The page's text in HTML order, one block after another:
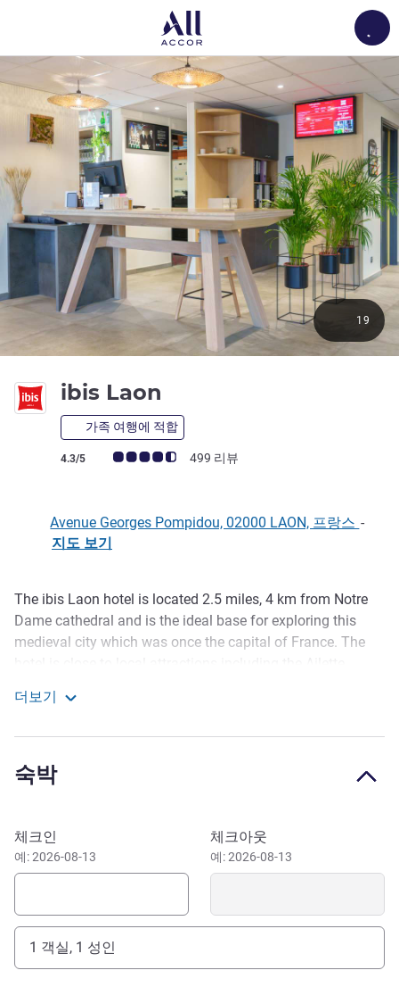
ibis Laon
가족 여행에 적합
고객 평점 (ALL 평가)
4.3/5 499 리뷰
19
Avenue Georges Pompidou, 02000 LAON, 프랑스 -
지도 보기
호텔설명
The ibis Laon hotel is located 2.5 miles, 4 km from Notre
Dame cathedral and is the ideal base for exploring this
medieval city which was once the capital of France. The
in WW2 and the dragons cave. It offers 72 comfortable
Laon and French history have been linked for 2000 yrs.
in 1814 until WW1. Laon has been at the heart of the
events that marked France. Charlemagne made it a Royal
City and the capital of the Carolingian Empire. Surrounded
and its canonical district, 3 abbeys, 16 churches, 2
commanderies as well as the Royal Palace.
7.5 miles from Center Parcs.
더보기
숙박
이 호텔 예약하기
체크인
예: 2026-08-13
체크아웃
예: 2026-08-13
1 객실, 1 성인